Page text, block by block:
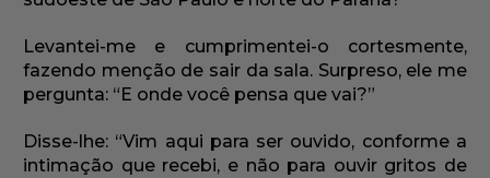
Levantei-me e cumprimentei-o cortesmente,
fazendo menção de sair da sala. Surpreso, ele me
pergunta: “E onde você pensa que vai?”
Disse-lhe: “Vim aqui para ser ouvido, conforme a
intimação que recebi, e não para ouvir gritos de